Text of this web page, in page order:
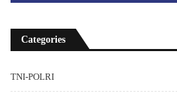
Categories
TNI-POLRI